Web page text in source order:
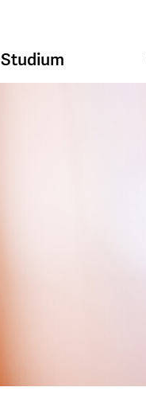
Studium